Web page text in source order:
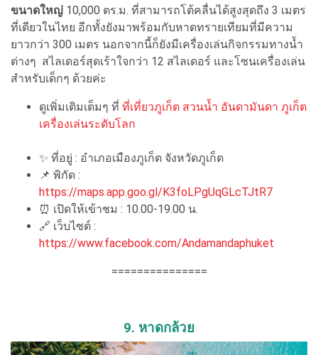
ขนาดใหญ่ 10,000 ตร.ม. ที่สามารถโต้คลื่นได้สูงสุดถึง 3 เมตร
ที่เดียวในไทย อีกทั้งยังมาพร้อมกับหาดทรายเทียมที่มีความ
ยาวกว่า 300 เมตร นอกจากนี้ก็ยังมีเครื่องเล่นกิจกรรมทางน้ำ
ต่างๆ สไลเดอร์สุดเร้าใจกว่า 12 สไลเดอร์ และโซนเครื่องเล่น
สำหรับเด็กๆ ด้วยค่ะ
ดูเพิ่มเติมเต็มๆ ที่ ที่เที่ยวภูเก็ต สวนน้ำ อันดามันดา ภูเก็ต
เครื่องเล่นระดับโลก
✨ ที่อยู่ : อำเภอเมืองภูเก็ต จังหวัดภูเก็ต
📌 พิกัด :
https://maps.app.goo.gl/K3foLPgUqGLcTJtR7
⏰ เปิดให้เข้าชม : 10.00-19.00 น.
🔗 เว็บไซต์ :
https://www.facebook.com/Andamandaphuket
===============
9. หาดกล้วย